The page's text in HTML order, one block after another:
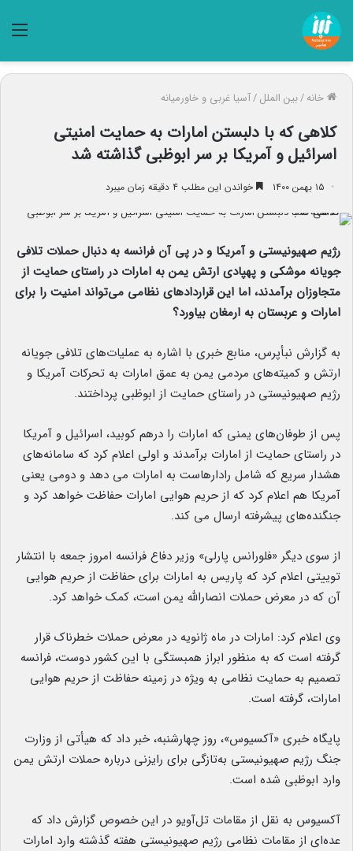
خانه/بین الملل/آسیا غربی و خاورمیانه
کلاهی که با دلبستن امارات به حمایت امنیتی
اسرائیل و آمریکا بر سر ابوظبی گذاشته شد
۱۵ بهمن ۱۴۰۰ خواندن این مطلب ۴ دقیقه زمان میبرد
رژیم صهیونیستی و آمریکا و در پی آن فرانسه به دنبال حملات تلافی
جویانه موشکی و پهپادی ارتش یمن به امارات در راستای حمایت از
متجاوزان برآمدند، اما این قراردادهای نظامی می‌تواند امنیت را برای
امارات و عربستان به ارمغان بیاورد؟
به گزارش نبأپرس، منابع خبری با اشاره به عملیات‌های تلافی جویانه
ارتش و کمیته‌های مردمی یمن به عمق امارات به تحرکات آمریکا و
رژیم صهیونیستی در راستای حمایت از ابوظبی پرداختند.
پس از طوفان‌های یمنی که امارات را درهم کوبید، اسرائیل و آمریکا
در راستای حمایت از امارات برآمدند و اولی اعلام کرد که سامانه‌های
هشدار سریع که شامل رادارهاست به امارات می دهد و دومی یعنی
آمریکا هم اعلام کرد که از حریم هوایی امارات حفاظت خواهد کرد و
جنگنده‌های پیشرفته ارسال می کند.
از سوی دیگر «فلورانس پارلی» وزیر دفاع فرانسه امروز جمعه با انتشار
توییتی اعلام کرد که پاریس به امارات برای حفاظت از حریم هوایی
آن که در معرض حملات انصارالله یمن است، کمک خواهد کرد.
وی اعلام کرد: امارات در ماه ژانویه در معرض حملات خطرناک قرار
گرفته است که به منظور ابراز همبستگی با این کشور دوست، فرانسه
تصمیم به حمایت نظامی به ویژه در زمینه حفاظت از حریم هوایی
امارات، گرفته است.
پایگاه خبری «آکسیوس»، روز چهارشنبه، خبر داد که هیأتی از وزارت
جنگ رژیم صهیونیستی به‌تازگی برای رایزنی درباره حملات ارتش یمن
وارد ابوظبی شده است.
آکسیوس به نقل از مقامات تل‌آویو در این خصوص گزارش داد که
عده‌‌ای از مقامات نظامی رژیم صهیونیستی هفته گذشته وارد امارات